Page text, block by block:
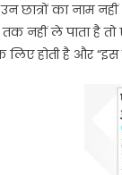
छात्रों का नाम
नहीं ले पाता है
के लिए होती है और